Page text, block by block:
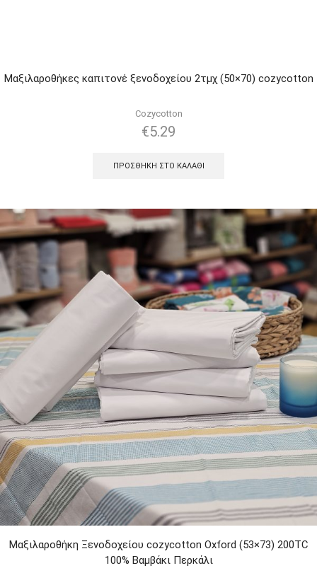
Μαξιλαροθήκες καπιτονέ ξενοδοχείου 2τμχ (50×70) cozycotton
Cozycotton
€5.29
ΠΡΟΣΘΉΚΗ ΣΤΟ ΚΑΛΆΘΙ
Μαξιλαροθήκη Ξενοδοχείου cozycotton Oxford (53×73) 200TC
100% Βαμβάκι Περκάλι